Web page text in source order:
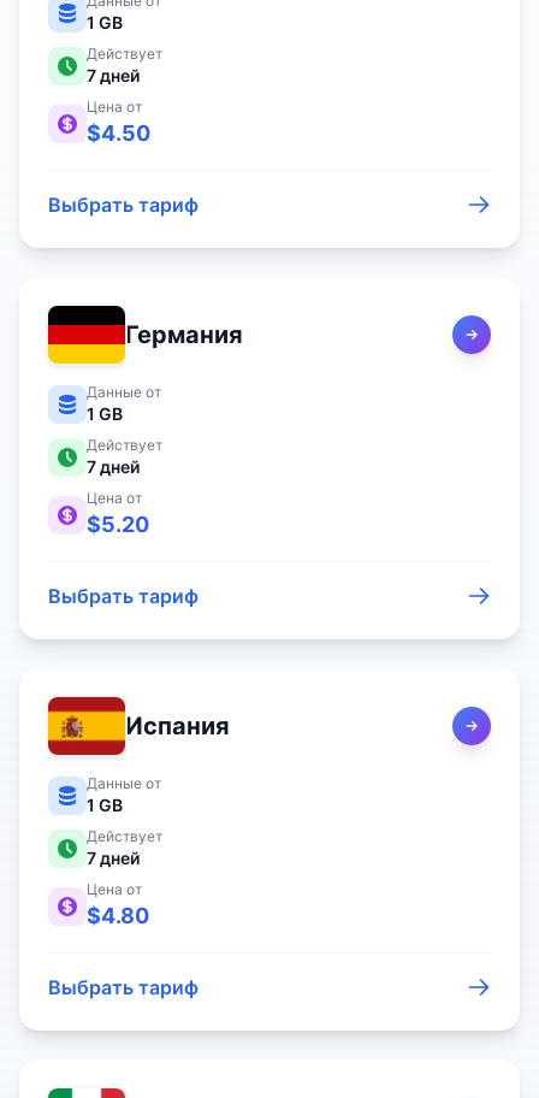
1 GB
Действует
7дней
Цена от
$4.50
Выбрать тариф
Германия
Данные от
1 GB
Действует
7дней
Цена от
$5.20
Выбрать тариф
Испания
Данные от
1 GB
Действует
7дней
Цена от
$4.80
Выбрать тариф